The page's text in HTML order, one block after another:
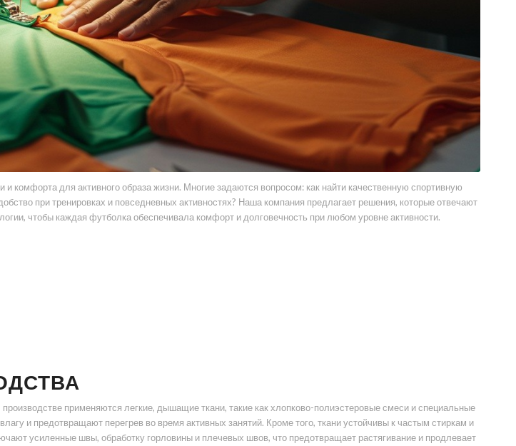
для активного образа жизни. Многие задаются вопросом: как найти качественную спортивную
при тренировках и повседневных активностях? Наша компания предлагает решения, которые отвечают
чтобы каждая футболка обеспечивала комфорт и долговечность при любом уровне активности.
применяются легкие, дышащие ткани, такие как хлопково-полиэстеровые смеси и специальные
и предотвращают перегрев во время активных занятий. Кроме того, ткани устойчивы к частым стиркам и
усиленные швы, обработку горловины и плечевых швов, что предотвращает растягивание и продлевает